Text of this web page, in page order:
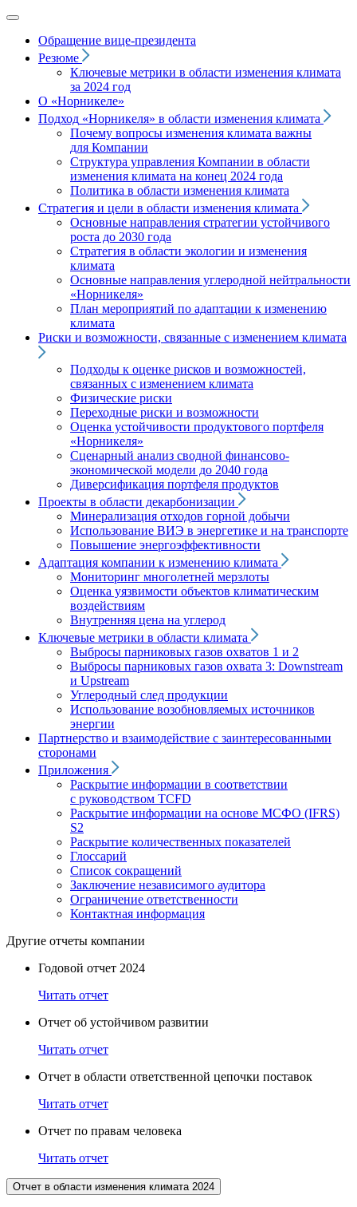
Обращение вице‑президента
Резюме
Ключевые метрики в области изменения климата
за 2024 год
О «Норникеле»
Подход «Норникеля» в области изменения климата
Почему вопросы изменения климата важны
для Компании
Структура управления Компании в области
изменения климата на конец 2024 года
Политика в области изменения климата
Стратегия и цели в области изменения климата
Основные направления стратегии устойчивого
роста до 2030 года
Стратегия в области экологии и изменения
климата
Основные направления углеродной нейтральности
«Норникеля»
План мероприятий по адаптации к изменению
климата
Риски и возможности, связанные с изменением климата
Подходы к оценке рисков и возможностей,
связанных с изменением климата
Физические риски
Переходные риски и возможности
Оценка устойчивости продуктового портфеля
«Норникеля»
Сценарный анализ сводной финансово-
экономической модели до 2040 года
Диверсификация портфеля продуктов
Проекты в области декарбонизации
Минерализация отходов горной добычи
Использование ВИЭ в энергетике и на транспорте
Повышение энергоэффективности
Адаптация компании к изменению климата
Мониторинг многолетней мерзлоты
Оценка уязвимости объектов климатическим
воздействиям
Внутренняя цена на углерод
Ключевые метрики в области климата
Выбросы парниковых газов охватов 1 и 2
Выбросы парниковых газов охвата 3: Downstream
и Upstream
Углеродный след продукции
Использование возобновляемых источников
энергии
Партнерство и взаимодействие с заинтересованными
сторонами
Приложения
Раскрытие информации в соответствии
с руководством TCFD
Раскрытие информации на основе МСФО (IFRS)
S2
Раскрытие количественных показателей
Глоссарий
Список сокращений
Заключение независимого аудитора
Ограничение ответственности
Контактная информация
Другие отчеты компании
Годовой отчет 2024
Читать отчет
Отчет об устойчивом развитии
Читать отчет
Отчет в области ответственной цепочки поставок
Читать отчет
Отчет по правам человека
Читать отчет
Отчет в области изменения климата 2024